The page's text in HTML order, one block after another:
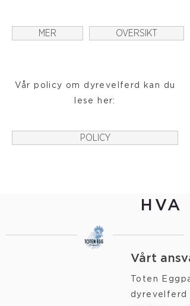
MER OVERSIKT
Vår policy om dyrevelferd kan du
lese her:
POLICY
Vårt
Toten
dyrevelferd